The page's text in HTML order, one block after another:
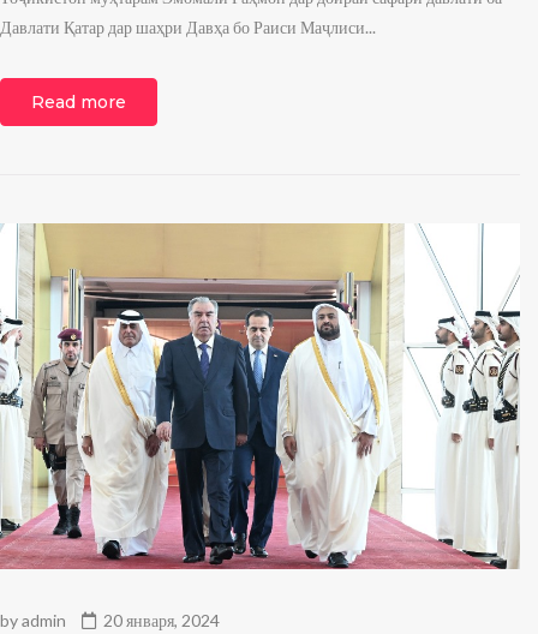
Давлати Қатар дар шаҳри Давҳа бо Раиси Маҷлиси...
Read more
byadmin 20 января, 2024